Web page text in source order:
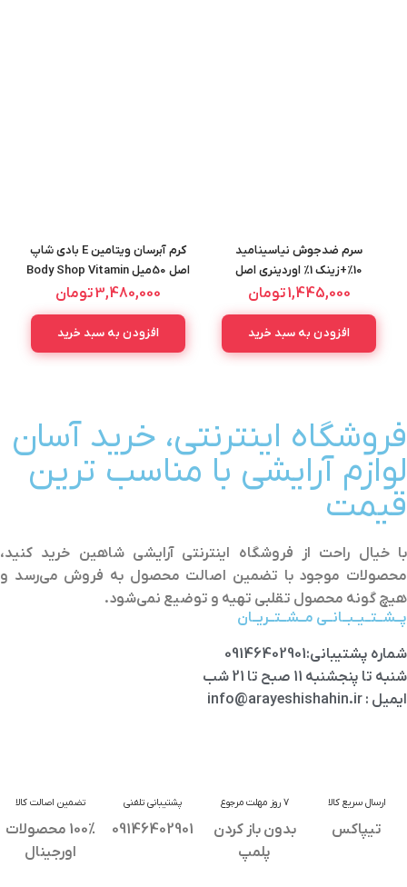
سرم ضدجوش نیاسینامید
10%+زینک 1% اوردینری اصل
Ordinary Niacinamid +Zinc
Serum 30ML
1,445,000تومان
افزودن به سبد خرید
کرم آبرسان ویتامین E بادی شاپ
اصل 50میل Body Shop Vitamin
E Moisture Cream
3,480,000تومان
افزودن به سبد خرید
فروشگاه اینترنتی، خرید آسان
لوازم آرایشی با مناسب ترین
قیمت
با خیال راحت از فروشگاه اینترنتی آرایشی شاهین خرید کنید،
محصولات موجود با تضمین اصالت محصول به فروش می‌رسد و
هیچ گونه محصول تقلبی تهیه و توضیع نمی‌شود.
پــشــتــیــبــانــی مــشــتــریــان
شماره پشتیبانی:09146402901
شنبه تا پنجشنبه 11 صبح تا 21 شب
ایمیل : info@arayeshishahin.ir
ارسال سریع کالا
تیپاکس
7 روز مهلت مرجوع
بدون باز کردن
پلمپ
پشتیبانی تلفنی
09146402901
تضمین اصالت کالا
100% محصولات
اورجینال